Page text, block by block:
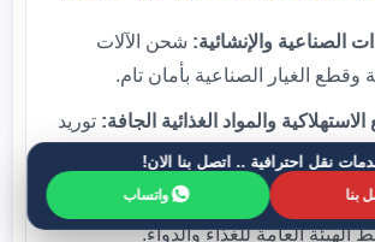
الصناعية والإنشائية: شحن الآلات
وقطع الغيار الصناعية بأمان تام.
الاستهلاكية والمواد الغذائية الجافة: توريد
الجملة للمتاجر والأسواق المركزية.
الطبية والأدوية:
شحن آمن يلتزم
الهيئة العامة للغذاء والدواء.
نقل احترافية .. اتصل بنا الان!
بنا واتساب